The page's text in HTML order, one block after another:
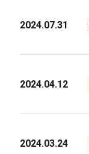
2024.07.31
2024.04.12
2024.03.24